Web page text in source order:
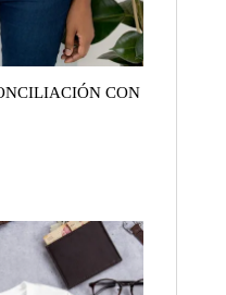
CON